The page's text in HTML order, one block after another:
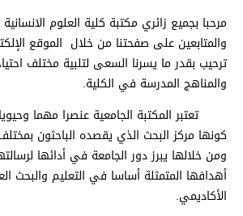
مرحبا بجميع زائري مكتبة كلية العلوم الانسانية
والمتابعين على صفحتنا من خلال الموقع
ترحيب بقدر ما يسرنا السعى لتلبية مختلف
والمناهج المدرسة في الكلية.
تعتبر المكتبة الجامعية عنصرا مهما
كونها مركز البحث الذي يقصده الباحثون
ومن خلالها يبرز دور الجامعة في أدائها
أهدافها المتمثلة أساسا في التعليم والبحث
الأكاديمي.